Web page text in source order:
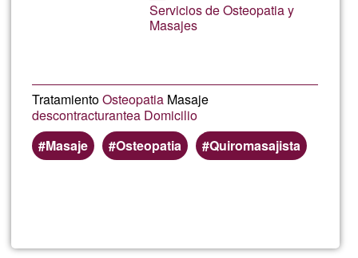
Servicios de Osteopatia y
Masajes
TratamientoOsteopatia Masaje
descontracturantea Domicilio
Masaje
Osteopatia Quiromasajista
G1